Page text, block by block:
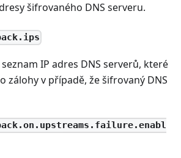
šifrovaného DNS serveru.
IP adres DNS serverů, které
zálohy v případě, že šifrovaný DNS